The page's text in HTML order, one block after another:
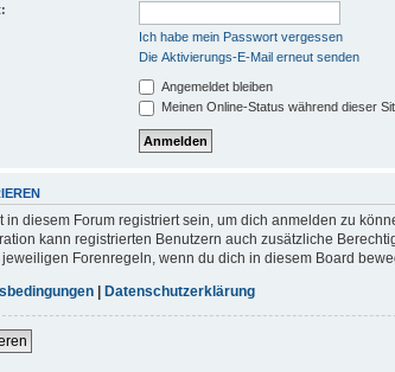
Ich habe mein Passwort vergessen
Die Aktivierungs-E-Mail erneut senden
Angemeldet bleiben
Meinen Online-Status während dieser
in diesem Forum registriert sein, um dich anmelden zu
kann registrierten Benutzern auch zusätzliche
Forenregeln, wenn du dich in diesem Board
Datenschutzerklärung